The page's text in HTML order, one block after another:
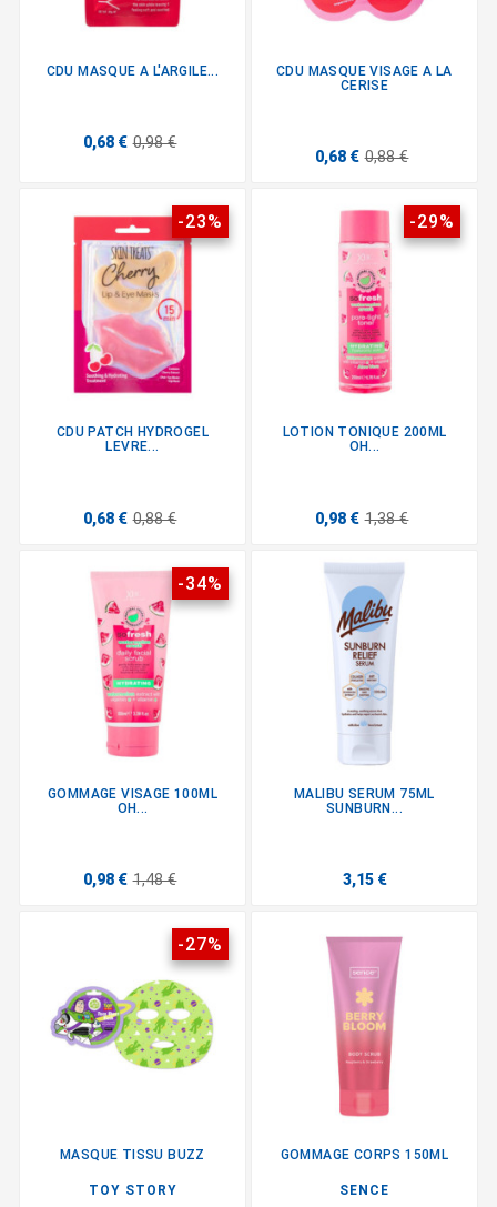
CDU MASQUE A L'ARGILE...
0,68 € 0,98 €
CDU MASQUE VISAGE A LA
CERISE
0,68 € 0,88 €
-23%
CDU PATCH HYDROGEL
LEVRE...
0,68 € 0,88 €
-29%
LOTION TONIQUE 200ML
OH...
0,98 € 1,38 €
-34%
GOMMAGE VISAGE 100ML
OH...
0,98 € 1,48 €
MALIBU SERUM 75ML
SUNBURN...
3,15 €
-27%
MASQUE TISSU BUZZ
TOY STORY
GOMMAGE CORPS 150ML
SENCE